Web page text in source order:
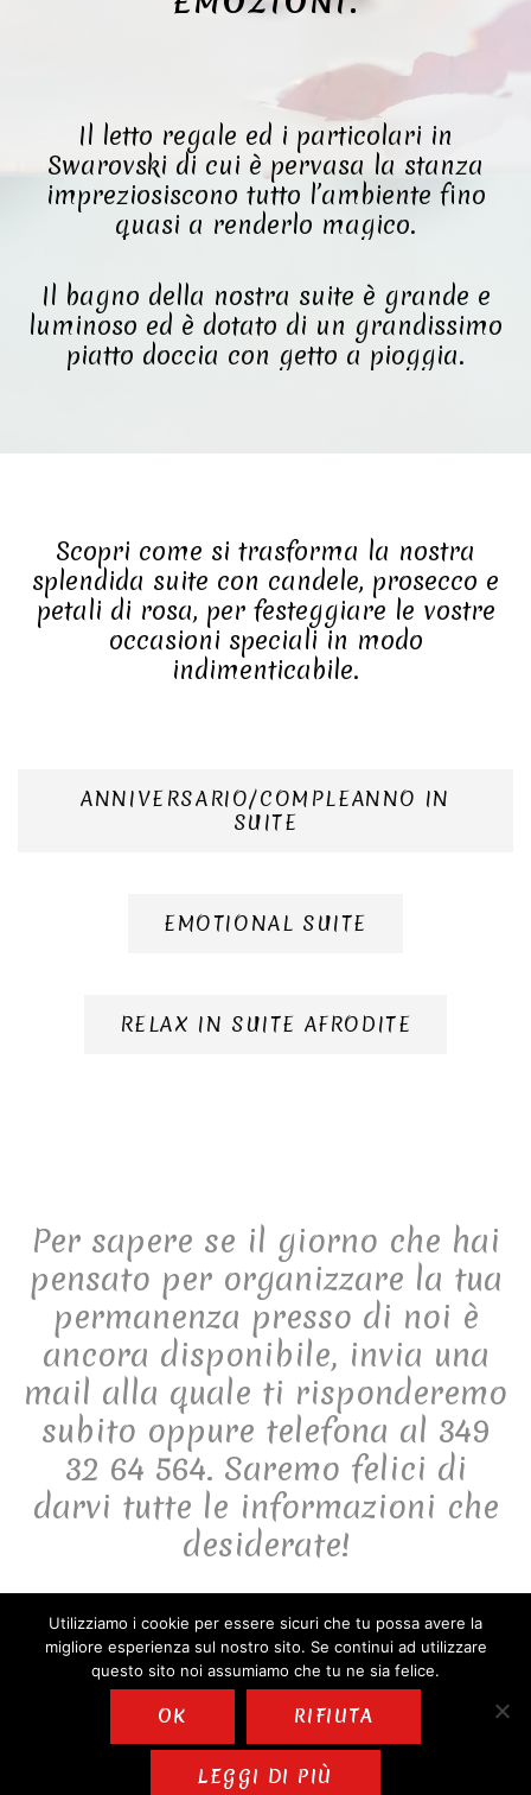
Il letto regale ed i particolari in
Swarovski di cui è pervasa la stanza
impreziosiscono tutto l’ambiente fino
quasi a renderlo magico.
Il bagno della nostra suite è grande e
luminoso ed è dotato di un grandissimo
piatto doccia con getto a pioggia.
Scopri come si trasforma la nostra
splendida suite con candele, prosecco e
petali di rosa, per festeggiare le vostre
occasioni speciali in modo
indimenticabile.
ANNIVERSARIO/COMPLEANNO IN
SUITE
EMOTIONAL SUITE
RELAX IN SUITE AFRODITE
Per sapere se il giorno che hai
pensato per organizzare la tua
permanenza presso di noi è
ancora disponibile, invia una
mail alla quale ti risponderemo
subito oppure telefona al 349
32 64 564. Saremo felici di
darvi tutte le informazioni che
desiderate!
© B&B Il Sogno di Pandora 2025 | Tutti i diritti riservati, vietata la
riproduzione |Informativa sulla privacy|Informativa
cookies| Designed by
Utilizziamo i cookie per essere sicuri che tu possa avere la
migliore esperienza sul nostro sito. Se continui ad utilizzare
questo sito noi assumiamo che tu ne sia felice.
OK RIFIUTA
LEGGI DI PIÙ